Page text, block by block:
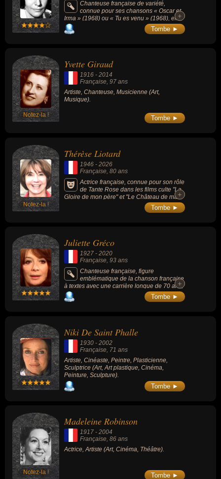
Chanteuse française de variété,
connue pour ses chansons « Oscar et
Irma » (1968) ou « Tu es venu » (1968), elle
fut la 1ère épouse de Jean Ferrat.
+
+
Tombe ►
Notez-la !
Yvette Giraud
1916 - 2014
Française, 97 ans
Artiste, Chanteuse, Musicienne (Art,
Musique).
Tombe ►
Notez-la !
Thérèse Liotard
1946 - 2026
Française , 80 ans
Actrice française, connue pour son rôle
de Tante Rose dans les films culte "La
Gloire de mon père" et "Le Château de ma
mère" de 1990 (nomination pour le César de
la meilleure actrice dans un second rôle en
apparitions dans des séries et téléfilms à
succès tout au long de sa carrière.
+
+
Tombe ►
Juliette Gréco
1927 - 2020
Française, 93 ans
Chanteuse française, figure
emblématique de la chanson française
à textes avec une carrière longue de 70 ans,
elle est notamment célèbre pour avoir été
l'interprète d'auteurs tels que Raymond
+
+
Tombe ►
Niki De Saint Phalle
1930 - 2002
Française, 71 ans
Artiste, Cinéaste, Peintre, Plasticienne,
Sculptrice (Art, Art plastique, Cinéma,
Peinture, Sculpture).
Tombe ►
Notez-la !
Madeleine Robinson
1917 - 2004
Française, 86 ans
Actrice, Artiste (Art, Cinéma, Théâtre).
Tombe ►